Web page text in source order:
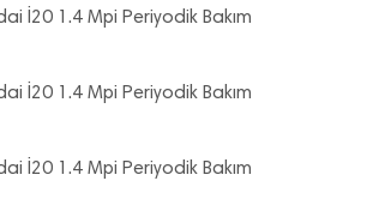
İ20 1.4 Mpi Periyodik Bakım
İ20 1.4 Mpi Periyodik Bakım
İ20 1.4 Mpi Periyodik Bakım